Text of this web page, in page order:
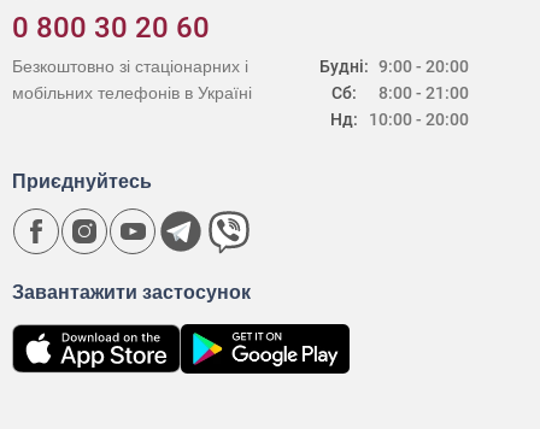
0 800 30 20 60
Будні:
Сб:
Нд:
9:00 - 20:00
8:00 - 21:00
10:00 - 20:00
Безкоштовно зі стаціонарних і
мобільних телефонів в Україні
Завантажити застосунок
Приєднуйтесь